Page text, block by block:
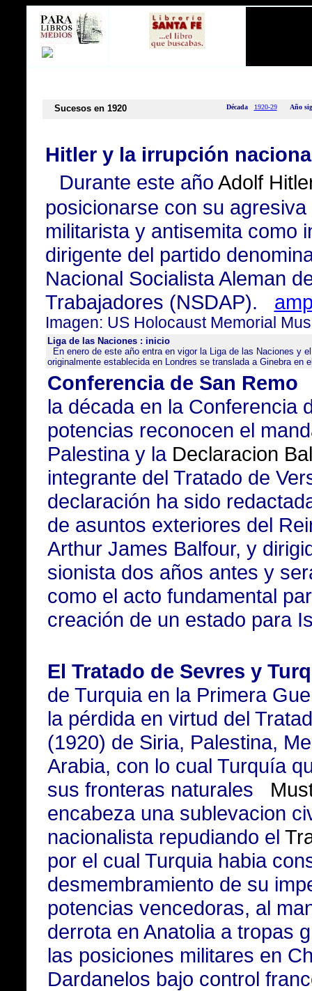
Sucesos en 1920 Década 1920-29 Año
Hitler y la irrupción
Durante este año Adolf
posicionarse con su
militarista y antisemita como
dirigente del partido
Nacional Socialista Aleman
Trabajadores (NSDAP).
Imagen: US Holocaust Memorial
Liga de las Naciones : inicio
En enero de este año entra en vigor la Liga de las Naciones y
originalmente establecida en Londres se translada a Ginebra en
Conferencia de San Remo
la década en la Conferencia
potencias reconocen el
Palestina y la Declaracion
integrante del Tratado de
declaración ha sido
de asuntos exteriores del
Arthur James Balfour, y
sionista dos años antes y
como el acto fundamental
creación de un estado para
El Tratado de Sevres y
de Turquia en la Primera
la pérdida en virtud del
(1920) de Siria, Palestina,
Arabia, con lo cual Turquía
sus fronteras naturales
encabeza una sublevacion
nacionalista repudiando el
por el cual Turquia habia
desmembramiento de su
potencias vencedoras, al
derrota en Anatolia a tropas
las posiciones militares en
Dardanelos bajo control